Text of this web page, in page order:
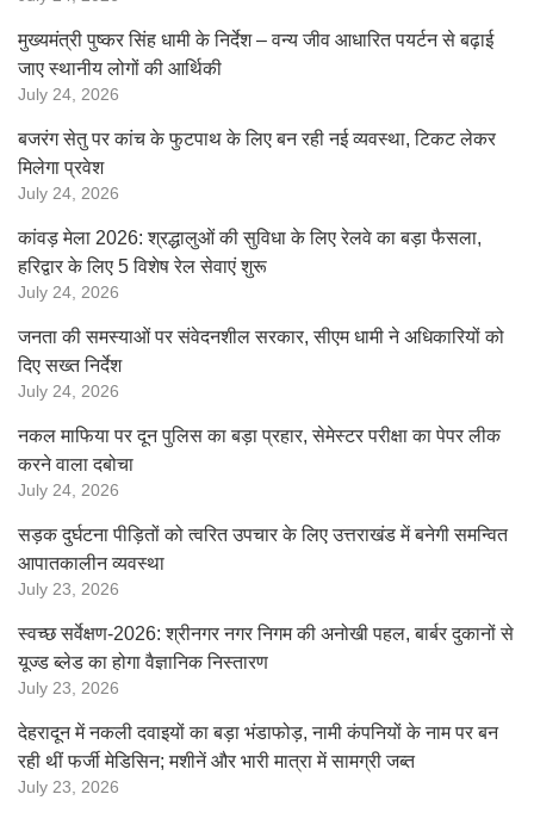
मुख्यमंत्री पुष्कर सिंह धामी के निर्देश – वन्य जीव आधारित पयर्टन से बढ़ाई
जाए स्थानीय लोगों की आर्थिकी
July 24, 2026
बजरंग सेतु पर कांच के फुटपाथ के लिए बन रही नई व्यवस्था, टिकट लेकर
मिलेगा प्रवेश
July 24, 2026
कांवड़ मेला 2026: श्रद्धालुओं की सुविधा के लिए रेलवे का बड़ा फैसला,
हरिद्वार के लिए 5 विशेष रेल सेवाएं शुरू
July 24, 2026
जनता की समस्याओं पर संवेदनशील सरकार, सीएम धामी ने अधिकारियों को
दिए सख्त निर्देश
July 24, 2026
नकल माफिया पर दून पुलिस का बड़ा प्रहार, सेमेस्टर परीक्षा का पेपर लीक
करने वाला दबोचा
July 24, 2026
सड़क दुर्घटना पीड़ितों को त्वरित उपचार के लिए उत्तराखंड में बनेगी समन्वित
आपातकालीन व्यवस्था
July 23, 2026
स्वच्छ सर्वेक्षण-2026: श्रीनगर नगर निगम की अनोखी पहल, बार्बर दुकानों से
यूज्ड ब्लेड का होगा वैज्ञानिक निस्तारण
July 23, 2026
देहरादून में नकली दवाइयों का बड़ा भंडाफोड़, नामी कंपनियों के नाम पर बन
रही थीं फर्जी मेडिसिन; मशीनें और भारी मात्रा में सामग्री जब्त
July 23, 2026